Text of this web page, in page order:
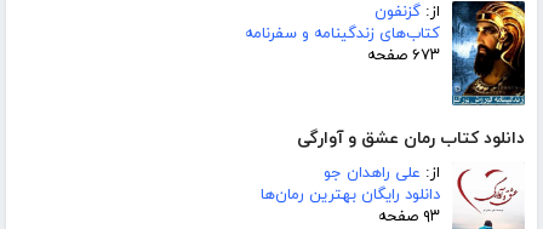
از: گزنفون
کتاب‌های زندگینامه و سفرنامه
۶۷۳ صفحه
دانلود کتاب رمان عشق و آوارگی
از: علی راهدان جو
دانلود رایگان بهترین رمان‌ها
۹۳ صفحه